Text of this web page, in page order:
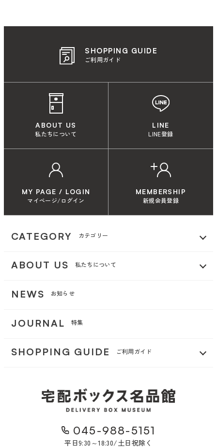
SHOPPING GUIDE
ご利用ガイド
ABOUT US
私たちについて
LINE
LINE登録
MY PAGE / LOGIN
マイページ/ログイン
MEMBERSHIP
新規会員登録
CATEGORY カテゴリー
ABOUT US 私たちについて
NEWS お知らせ
JOURNAL 特集
SHOPPING GUIDE ご利用ガイド
045-988-5151
平日9:30～18:30/土日祝除く